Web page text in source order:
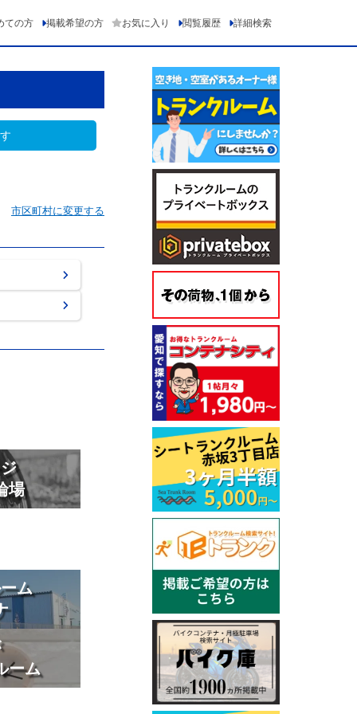
ての方 掲載希望の方 お気に入り 閲覧履歴 詳細検索
市区町村に変更する
場
ム
ーム